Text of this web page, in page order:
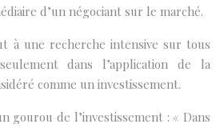
d’un négociant sur le marché.
à une recherche intensive sur tous
dans l’application de la
comme un investissement.
gourou de l’investissement : « Dans